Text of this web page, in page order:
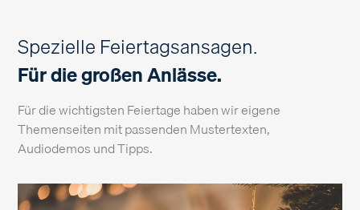
Spezielle Feiertagsansagen.
Für die großen Anlässe.
Für die wichtigsten Feiertage haben wir eigene
Themenseiten mit passenden Mustertexten,
Audiodemos und Tipps.